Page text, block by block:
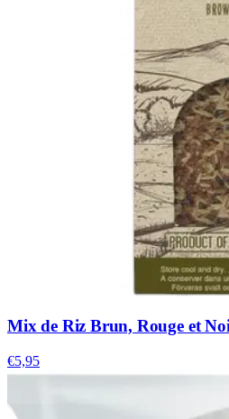
Mix de Riz Brun, Rouge et
€5,95